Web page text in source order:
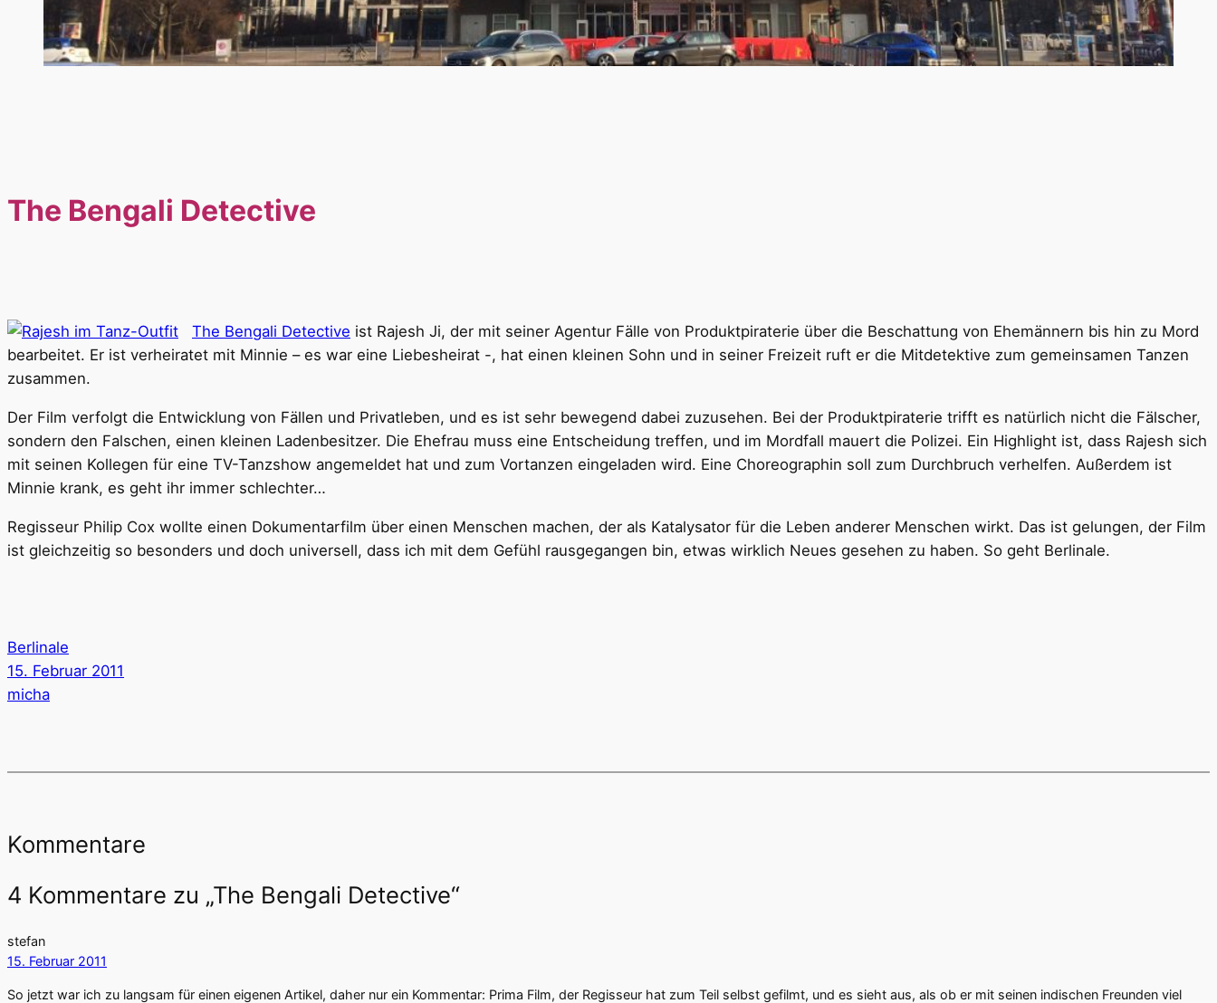
The Bengali Detective
The Bengali Detective ist Rajesh Ji, der mit seiner Agentur Fälle von Produktpiraterie über die Beschattung von Ehemännern bis hin zu Mord
bearbeitet. Er ist verheiratet mit Minnie – es war eine Liebesheirat -, hat einen kleinen Sohn und in seiner Freizeit ruft er die Mitdetektive zum gemeinsamen Tanzen
zusammen.
Der Film verfolgt die Entwicklung von Fällen und Privatleben, und es ist sehr bewegend dabei zuzusehen. Bei der Produktpiraterie trifft es natürlich nicht die Fälscher,
sondern den Falschen, einen kleinen Ladenbesitzer. Die Ehefrau muss eine Entscheidung treffen, und im Mordfall mauert die Polizei. Ein Highlight ist, dass Rajesh sich
mit seinen Kollegen für eine TV-Tanzshow angemeldet hat und zum Vortanzen eingeladen wird. Eine Choreographin soll zum Durchbruch verhelfen. Außerdem ist
Minnie krank, es geht ihr immer schlechter…
Regisseur Philip Cox wollte einen Dokumentarfilm über einen Menschen machen, der als Katalysator für die Leben anderer Menschen wirkt. Das ist gelungen, der Film
ist gleichzeitig so besonders und doch universell, dass ich mit dem Gefühl rausgegangen bin, etwas wirklich Neues gesehen zu haben. So geht Berlinale.
Berlinale
15. Februar 2011
micha
Kommentare
4 Kommentare zu „The Bengali Detective“
stefan
15. Februar 2011
So jetzt war ich zu langsam für einen eigenen Artikel, daher nur ein Kommentar: Prima Film, der Regisseur hat zum Teil selbst gefilmt, und es sieht aus, als ob er mit seinen indischen Freunden viel